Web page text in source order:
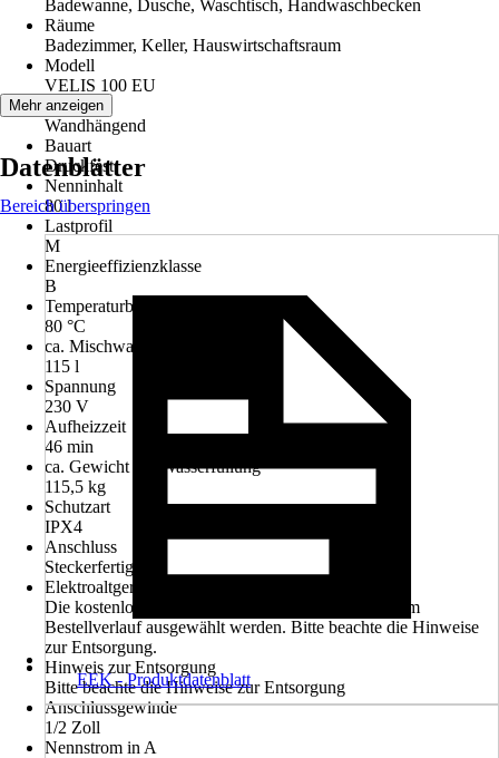
Badewanne, Dusche, Waschtisch, Handwaschbecken
Räume
Badezimmer, Keller, Hauswirtschaftsraum
Modell
VELIS 100 EU
Variante
Wandhängend
Bauart
Druckfest
Nenninhalt
80 l
Lastprofil
M
Energieeffizienzklasse
B
Temperaturbereich
80 °C
ca. Mischwassermenge 40°C
115 l
Spannung
230 V
Aufheizzeit
46 min
ca. Gewicht mit Wasserfüllung
115,5 kg
Schutzart
IPX4
Anschluss
Steckerfertig
Elektroaltgerät-Rücknahme
Die kostenlose Rückgabe des Elektro-Geräts kann im
Bestellverlauf ausgewählt werden. Bitte beachte die Hinweise
zur Entsorgung.
Hinweis zur Entsorgung
Bitte beachte die Hinweise zur Entsorgung
Anschlussgewinde
1/2 Zoll
Nennstrom in A
Mehr anzeigen
Datenblätter
Bereich überspringen
EEK - Produktdatenblatt